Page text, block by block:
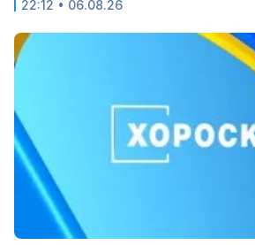
22:12 • 06.08.26